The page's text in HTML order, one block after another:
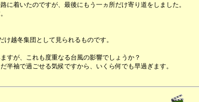
に着いたのですが、最後にもう一ヵ所だけ寄り道をしました。
越冬集団として見られるものです。
すが、これも度重なる台風の影響でしょうか？
半袖で過ごせる気候ですから、いくら何でも早過ぎます。